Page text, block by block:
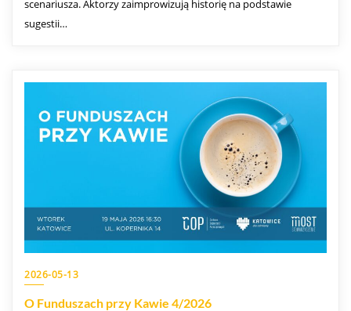
scenariusza. Aktorzy zaimprowizują historię na podstawie
sugestii…
2026-05-13
O Funduszach przy Kawie 4/2026